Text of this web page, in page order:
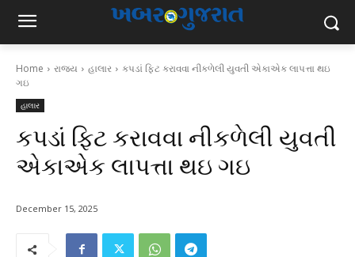
Home રાજ્ય હાલાર
કપડાં ફિટ કરાવવા નીકળેલી યુવતી એકાએક લાપત્તા થઇ
ગઇ
હાલાર
કપડાં ફિટ કરાવવા નીકળેલી યુવતી
એકાએક લાપત્તા થઇ ગઇ
December 15, 2025